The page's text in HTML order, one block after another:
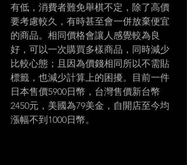
有低，消費者難免舉棋不定，除了高價
要考慮較久，有時甚至會一併放棄便宜
的商品。相同價格會讓人感覺較為良
好，可以一次購買多樣商品，同時減少
比較心態；且因為價錢相同所以不需貼
標籤，也減少計算上的困擾。目前一件
日本售價5900日幣，台灣售價新台幣
2450元，美國為79美金，自開店至今均
漲幅不到1000日幣。